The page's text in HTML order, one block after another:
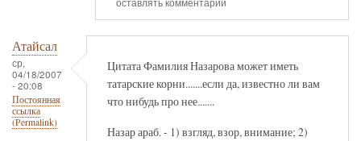
Атайсал
ср,
04/18/2007
- 20:08
Постоянная
ссылка
(Permalink)
Цитата Фамилия Назарова может иметь
татарские корни.......если да, известно ли вам
что нибудь про нее.......
Назар араб. - 1) взгляд, взор, внимание; 2)